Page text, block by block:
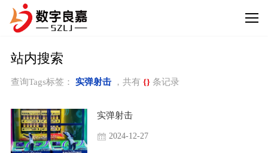
站内搜索
查询Tags标签： 实弹射击，共有 {}条记录
实弹射击
2024-12-27